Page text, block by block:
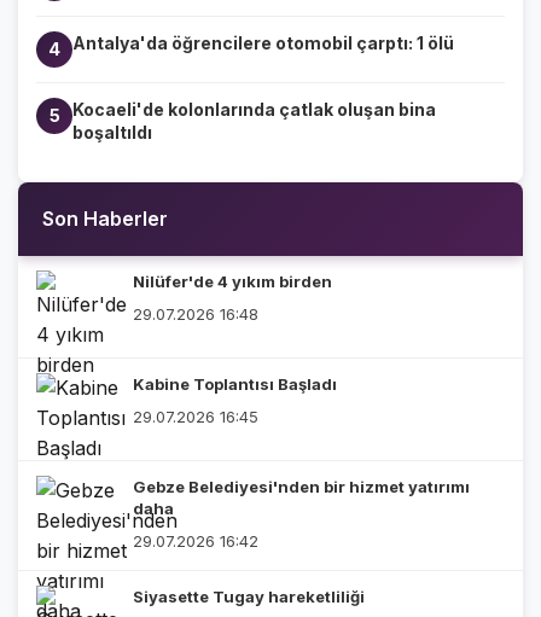
4 Antalya'da öğrencilere otomobil çarptı: 1 ölü
5
Kocaeli'de kolonlarında çatlak oluşan bina
boşaltıldı
Son Haberler
Nilüfer'de 4 yıkım birden
29.07.2026 16:48
Kabine Toplantısı Başladı
29.07.2026 16:45
Gebze Belediyesi'nden bir hizmet yatırımı
daha
29.07.2026 16:42
Siyasette Tugay hareketliliği